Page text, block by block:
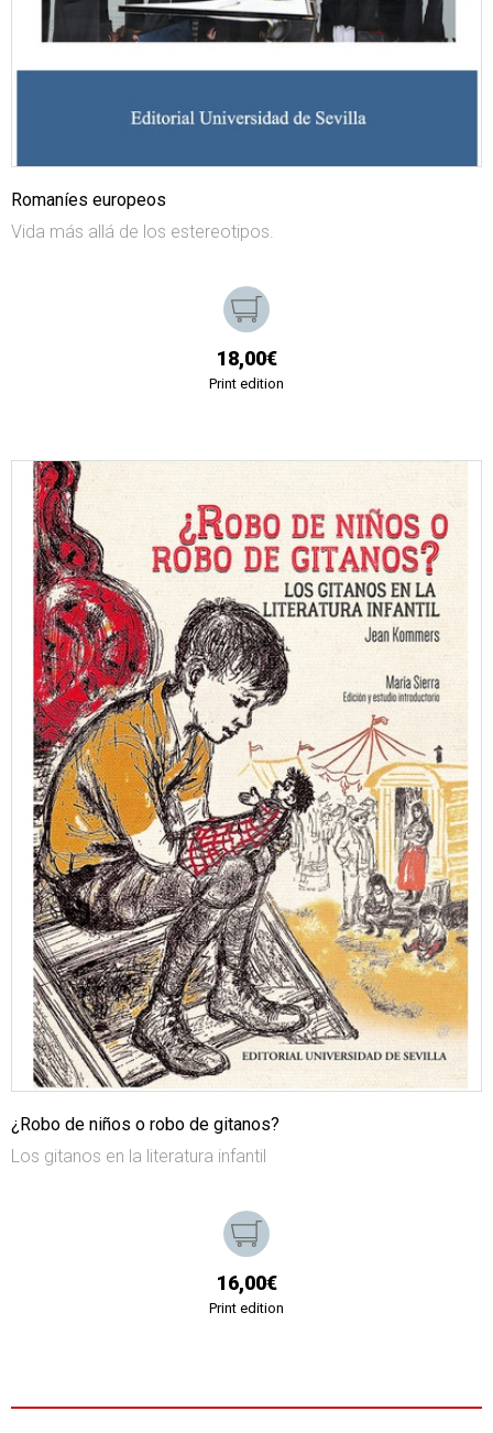
Romaníes europeos
Vida más allá de los estereotipos.
18,00€
Print edition
¿Robo de niños o robo de gitanos?
Los gitanos en la literatura infantil
16,00€
Print edition